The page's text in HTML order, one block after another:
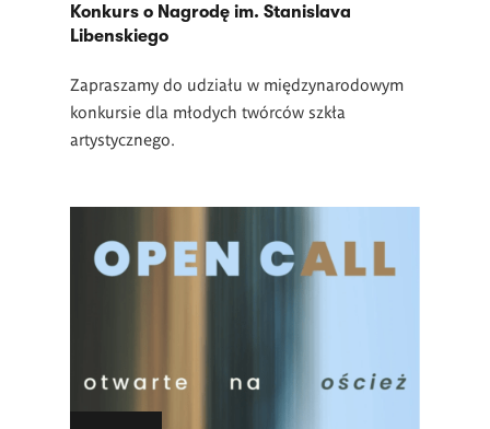
Konkurs o Nagrodę im. Stanislava
Libenskiego
Zapraszamy do udziału w międzynarodowym
konkursie dla młodych twórców szkła
artystycznego.